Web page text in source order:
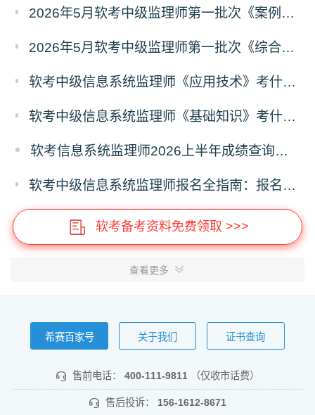
2026年5月软考中级监理师第一批次《案例分析》真题及答案（考生回忆版）
2026年5月软考中级监理师第一批次《综合知识》真题及答案（考生回忆版）
软考中级信息系统监理师《应用技术》考什么？信息系统监理师应用技术科目考试内容
软考中级信息系统监理师《基础知识》考什么？信息系统监理师基础知识科目考试内容
软考信息系统监理师2026上半年成绩查询时间及入口
软考中级信息系统监理师报名全指南：报名时间、入口、流程、资料、注意事项
软考备考资料免费领取 >>>
查看更多
希赛百家号 关于我们 证书查询
售前电话： 400-111-9811 （仅收市话费）
售后投诉： 156-1612-8671